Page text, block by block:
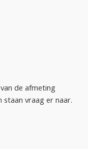
de afmeting
vraag er naar.